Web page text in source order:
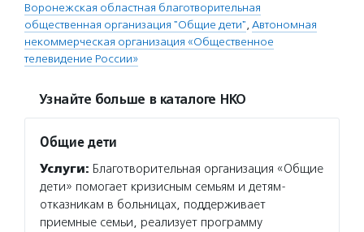
Воронежская областная благотворительная
общественная организация "Общие дети", Автономная
некоммерческая организация «Общественное
телевидение России»
Узнайте больше в каталоге НКО
Общие дети
Услуги: Благотворительная организация «Общие
дети» помогает кризисным семьям и детям-
отказникам в больницах, поддерживает
приемные семьи, реализует программу